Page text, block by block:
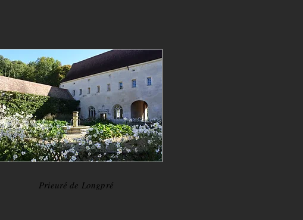
Prieuré de Longpré